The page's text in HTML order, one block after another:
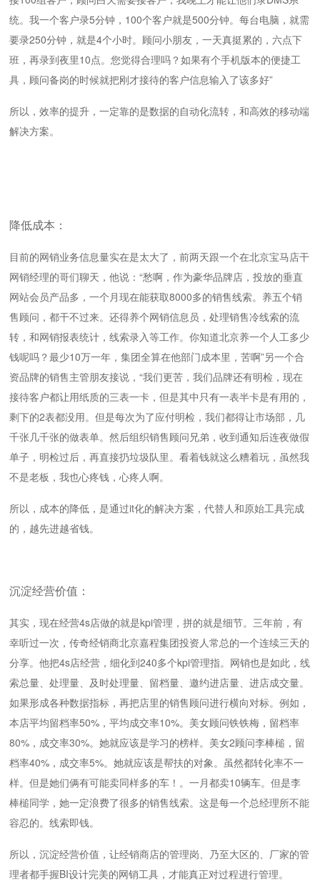
统。我一个客户录5分钟，100个客户就是500分钟。每台电脑，就需
要录250分钟，就是4个小时。顾问小朋友，一天真挺累的，六点下
班，再录到夜里10点。您觉得合理吗？如果有个手机版本的便捷工
具，顾问备岗的时候就把刚才接待的客户信息输入了该多好”
所以，效率的提升，一定靠的是数据的自动化流转，和高效的移动端
解决方案。
降低成本：
目前的网销业务信息量实在是太大了，前两天跟一个在北京宝马店干
网销经理的哥们聊天，他说：“愁啊，作为豪华品牌店，投放的垂直
网站会员产品多，一个月现在能获取8000多的销售线索。养五个销
售顾问，都干不过来。还得养个网销信息员，处理销售冷线索的流
转，和网销报表统计，线索录入等工作。你知道北京养一个人工多少
钱呢吗？最少10万一年，集团全算在他部门成本里，苦啊”另一个合
资品牌的销售主管朋友接说，“我们更苦，我们品牌还有明检，现在
接待客户都让用纸质的三表一卡，但是其中只有一表半卡是有用的，
剩下的2表都没用。但是每次为了应付明检，我们都得让市场部，几
千张几千张的做表单。然后组织销售顾问兄弟，收到通知后连夜做假
单子，明检过后，再直接扔垃圾队里。看着钱就这么糟着玩，虽然我
不是老板，我也心疼钱，心疼人啊。
所以，成本的降低，是通过it化的解决方案，代替人和原始工具完成
的，越先进越省钱。
沉淀经营价值：
其实，现在经营4s店做的就是kpi管理，拼的就是细节。三年前，有
幸听过一次，传奇经销商北京嘉程集团投资人常总的一个连续三天的
分享。他把4s店经营，细化到240多个kpi管理指。网销也是如此，线
索总量、处理量、及时处理量、留档量、邀约进店量、进店成交量。
如果形成各种数据指标，再把店里的销售顾问进行横向对标。例如，
本店平均留档率50%，平均成交率10%。美女顾问铁铁梅，留档率
80%，成交率30%。她就应该是学习的榜样。美女2顾问李棒槌，留
档率40%，成交率5%。她就应该是帮扶的对象。虽然都转化率不一
样。但是她们俩有可能卖同样多的车！。一月都卖10辆车。但是李
棒槌同学，她一定浪费了很多的销售线索。这是每一个总经理所不能
容忍的。线索即钱。
所以，沉淀经营价值，让经销商店的管理岗、乃至大区的、厂家的管
理者都手握BI设计完美的网销工具，才能真正对过程进行管理。